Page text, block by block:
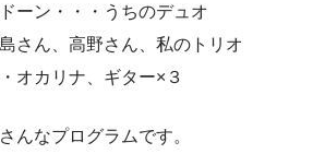
ーン・・・うちのデュオ
さん、高野さん、私のトリオ
オカリナ、ギター×３
んなプログラムです。